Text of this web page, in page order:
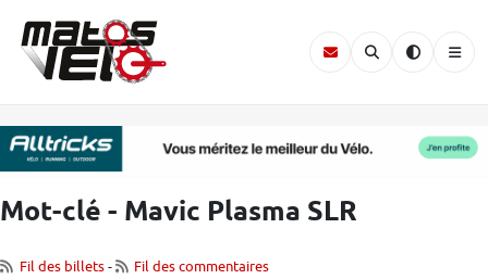
Mot-clé - Mavic Plasma SLR
Fil des billets- Fil des commentaires